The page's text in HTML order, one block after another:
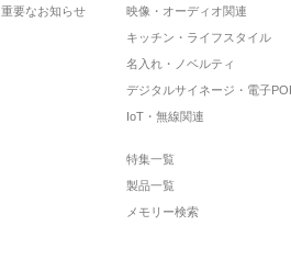
重要なお知らせ
映像・オーディオ関連
キッチン・ライフスタイル
名入れ・ノベルティ
デジタルサイネージ・電子
IoT・無線関連
特集一覧
製品一覧
メモリー検索